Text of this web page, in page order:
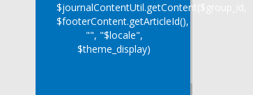
$journalContentUtil.getContent($group_id,
$footerContent.getArticleId(),
"", "$locale",
$theme_display)